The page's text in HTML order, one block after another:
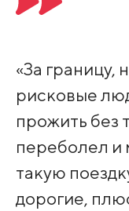
«За границу,
рисковые
прожить без
переболел и
такую
дорогие,